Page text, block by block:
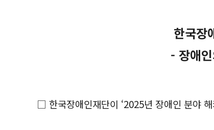
한국장
- 장애
□ 한국장애인재단이 ‘2025년 장애인 분야